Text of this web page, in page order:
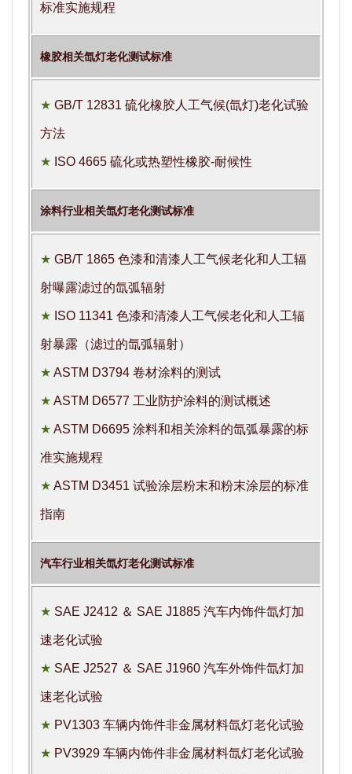
标准实施规程
橡胶相关氙灯老化测试标准
★ GB/T 12831 硫化橡胶人工气候(氙灯)老化试验
方法
★ ISO 4665 硫化或热塑性橡胶-耐候性
涂料行业相关氙灯老化测试标准
★ GB/T 1865 色漆和清漆人工气候老化和人工辐
射曝露滤过的氙弧辐射
★ ISO 11341 色漆和清漆人工气候老化和人工辐
射暴露（滤过的氙弧辐射）
★ ASTM D3794 卷材涂料的测试
★ ASTM D6577 工业防护涂料的测试概述
★ ASTM D6695 涂料和相关涂料的氙弧暴露的标
准实施规程
★ ASTM D3451 试验涂层粉末和粉末涂层的标准
指南
汽车行业相关氙灯老化测试标准
★ SAE J2412 ＆ SAE J1885 汽车内饰件氙灯加
速老化试验
★ SAE J2527 ＆ SAE J1960 汽车外饰件氙灯加
速老化试验
★ PV1303 车辆内饰件非金属材料氙灯老化试验
★ PV3929 车辆内饰件非金属材料氙灯老化试验